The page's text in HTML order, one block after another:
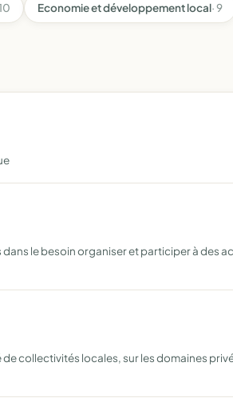
Economie et développement local· 9
le besoin organiser et participer à des
collectivités locales, sur les domaines